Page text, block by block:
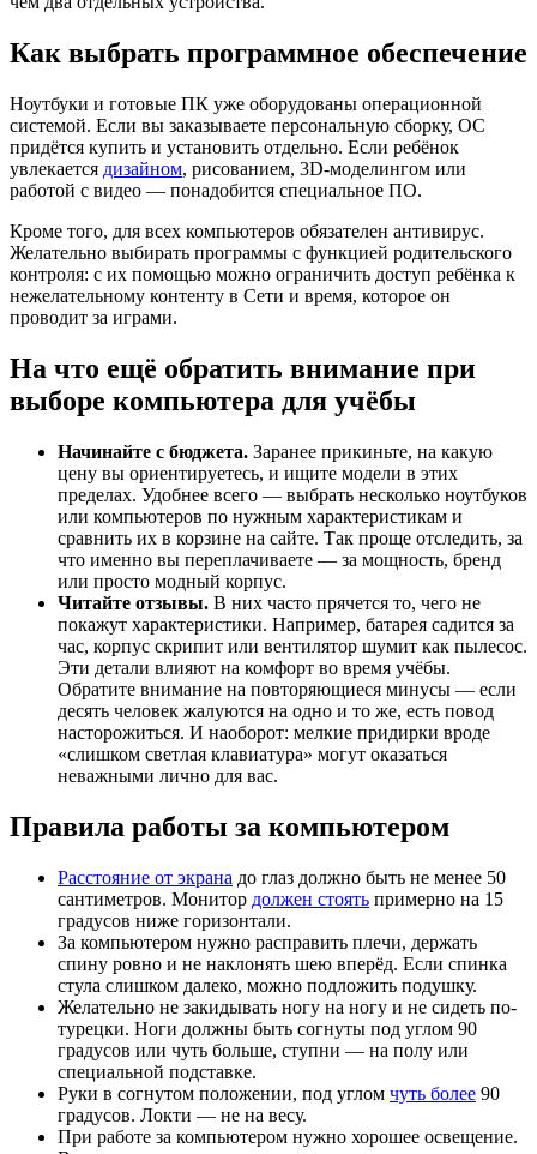
Как выбрать программное обеспечение
Ноутбуки и готовые ПК уже оборудованы операционной
системой. Если вы заказываете персональную сборку, ОС
придётся купить и установить отдельно. Если ребёнок
увлекается дизайном, рисованием, 3D-моделингом или
работой с видео — понадобится специальное ПО.
Кроме того, для всех компьютеров обязателен антивирус.
Желательно выбирать программы с функцией родительского
контроля: с их помощью можно ограничить доступ ребёнка к
нежелательному контенту в Сети и время, которое он
проводит за играми.
На что ещё обратить внимание при
выборе компьютера для учёбы
Начинайте с бюджета. Заранее прикиньте, на какую
цену вы ориентируетесь, и ищите модели в этих
пределах. Удобнее всего — выбрать несколько ноутбуков
или компьютеров по нужным характеристикам и
сравнить их в корзине на сайте. Так проще отследить, за
что именно вы переплачиваете — за мощность, бренд
или просто модный корпус.
Читайте отзывы. В них часто прячется то, чего не
покажут характеристики. Например, батарея садится за
час, корпус скрипит или вентилятор шумит как пылесос.
Эти детали влияют на комфорт во время учёбы.
Обратите внимание на повторяющиеся минусы — если
десять человек жалуются на одно и то же, есть повод
насторожиться. И наоборот: мелкие придирки вроде
«слишком светлая клавиатура» могут оказаться
неважными лично для вас.
Правила работы за компьютером
Расстояние от экрана до глаз должно быть не менее 50
сантиметров. Монитор должен стоять примерно на 15
градусов ниже горизонтали.
За компьютером нужно расправить плечи, держать
спину ровно и не наклонять шею вперёд. Если спинка
стула слишком далеко, можно подложить подушку.
Желательно не закидывать ногу на ногу и не сидеть по-
турецки. Ноги должны быть согнуты под углом 90
градусов или чуть больше, ступни — на полу или
специальной подставке.
Руки в согнутом положении, под углом чуть более 90
градусов. Локти — не на весу.
При работе за компьютером нужно хорошее освещение.